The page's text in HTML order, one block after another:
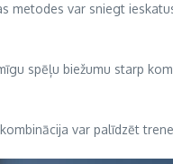
metodes var sniegt
spēļu biežumu starp
var palīdzēt